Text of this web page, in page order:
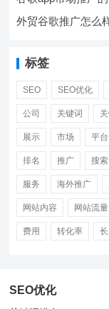
外贸谷歌推广怎么
标签
SEO SEO优化
公司 关键词
展示 市场 平台
排名 推广 搜索
服务 海外推广
网站内容 网站流量
费用 转化率
SEO优化